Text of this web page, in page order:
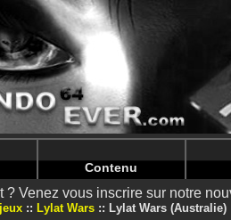
in/home/nintendoju/
in/home/nintendoju/
Contenu
? Venez vous inscrire sur notre
Lylat Wars Lylat Wars